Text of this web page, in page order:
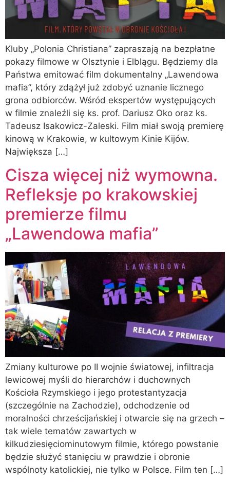
Kluby „Polonia Christiana” zapraszają na bezpłatne
pokazy filmowe w Olsztynie i Elblągu. Będziemy dla
Państwa emitować film dokumentalny „Lawendowa
mafia”, który zdążył już zdobyć uznanie licznego
grona odbiorców. Wśród ekspertów występujących
w filmie znaleźli się ks. prof. Dariusz Oko oraz ks.
Tadeusz Isakowicz-Zaleski. Film miał swoją premierę
kinową w Krakowie, w kultowym Kinie Kijów.
Największa […]
Cisza więcej niż wymowna.
Refleksje po krakowskiej
premierze filmu
„Lawendowa mafia”
Zmiany kulturowe po II wojnie światowej, infiltracja
lewicowej myśli do hierarchów i duchownych
Kościoła Rzymskiego i jego protestantyzacja
(szczególnie na Zachodzie), odchodzenie od
moralności chrześcijańskiej i otwarcie się na grzech –
tak wiele tematów zawartych w
kilkudziesięciominutowym filmie, którego powstanie
będzie służyć stanięciu w prawdzie i obronie
wspólnoty katolickiej, nie tylko w Polsce. Film ten […]